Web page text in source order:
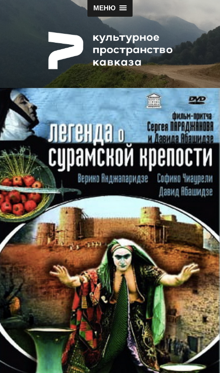
МЕНЮ